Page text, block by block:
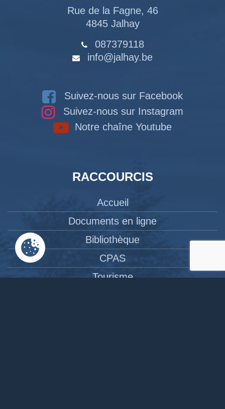
Rue de la Fagne, 46
4845 Jalhay
087379118
info@jalhay.be
Suivez-nous sur Facebook
Suivez-nous sur Instagram
Notre chaîne Youtube
RACCOURCIS
Accueil
Documents en ligne
Bibliothèque
CPAS
Tourisme